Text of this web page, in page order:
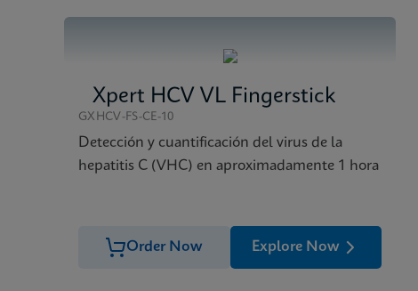
FDSM/FDS Xpert HCV Viral Load
Xpert HCV VL Fingerstick
GXHCV-FS-CE-10
Detección y cuantificación del virus de la
hepatitis C (VHC) en aproximadamente 1 hora
Order Now Explore Now